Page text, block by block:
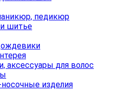
педикюр
шитье
аксессуары для волос
изделия